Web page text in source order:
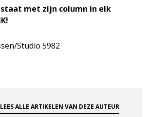
met zijn column in elk
Studio 5982
LEES ALLE ARTIKELEN VAN DEZE AUTEUR.